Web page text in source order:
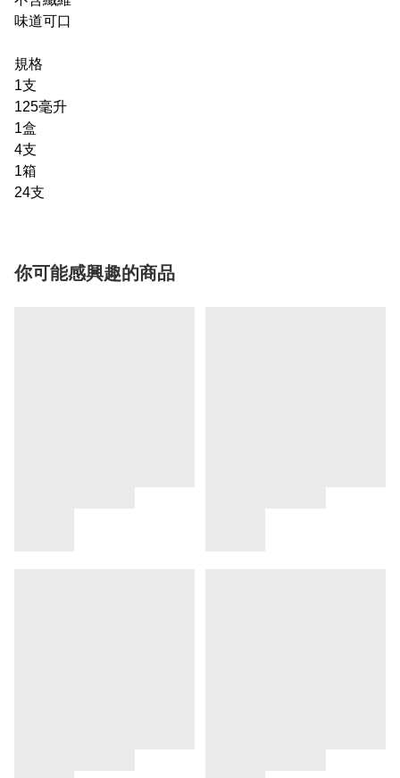
味道可口
規格
1支
125毫升
1盒
4支
1箱
24支
你可能感興趣的商品